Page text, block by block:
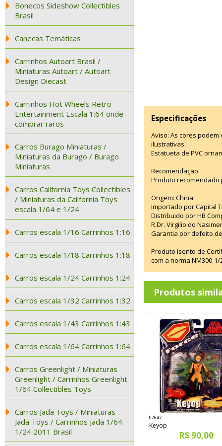
Bonecos Sideshow Collectibles
Brasil
Canecas Temáticas
Carrinhos Autoart Brasil /
Miniaturas Autoart / Autoart
Design Diecast
Carrinhos Hot Wheels Retro
Entertainment Escala 1:64 onde
comprar raros
Carros Burago Miniaturas /
Miniaturas da Burago / Burago
Miniaturas
Carros California Toys Collectibles
/ Miniaturas da California Toys
escala 1/64 e 1/24
Carros escala 1/16 Carrinhos 1:16
Carros escala 1/18 Carrinhos 1:18
Carros escala 1/24 Carrinhos 1:24
Carros escala 1/32 Carrinhos 1:32
Carros escala 1/43 Carrinhos 1:43
Carros escala 1/64 Carrinhos 1:64
Carros Greenlight / Miniaturas
Greenlight / Carrinhos Greenlight
1/64 Collectibles Toys
Carros Jada Toys / Miniaturas
Jada Toys / Carrinhos Jada 1/64
1/24 2011 Brasil
Especificações
Aviso: As cores
ilustrativas.
Estatueta de PVC
Recomendação:
Produto recomendado
Origem: China
Importado por Capital
Distribuido por HB
R.Dr. Virgilio do
Garantia por defeito
Produto isento de
com a norma NM300-
Produtos
02647
Keyop
R$ 90,00